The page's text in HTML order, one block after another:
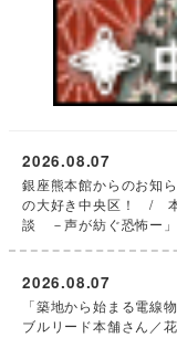
銀座熊本館からのお
の大好き中央区！ / 本
談 －声が紡ぐ恐怖ー」
2026.08.07
「築地から始まる電線
ブルリード本舗さん／
2026.08.07